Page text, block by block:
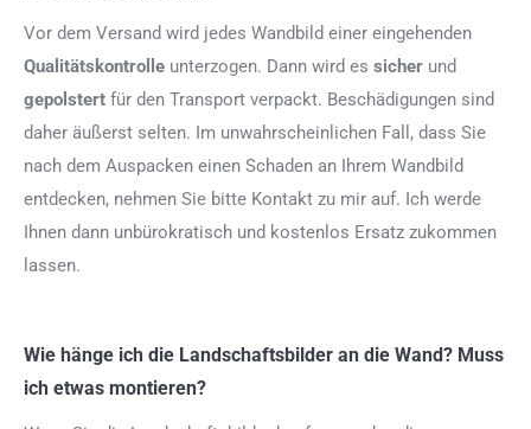
Vor dem Versand wird jedes Wandbild einer eingehenden
Qualitätskontrolle unterzogen. Dann wird es sicher und
gepolstert für den Transport verpackt. Beschädigungen sind
daher äußerst selten. Im unwahrscheinlichen Fall, dass Sie
nach dem Auspacken einen Schaden an Ihrem Wandbild
entdecken, nehmen Sie bitte Kontakt zu mir auf. Ich werde
Ihnen dann unbürokratisch und kostenlos Ersatz zukommen
lassen.
Wie hänge ich die Landschaftsbilder an die Wand? Muss
ich etwas montieren?